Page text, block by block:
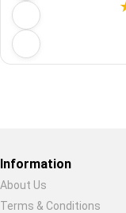
Information
About Us
Terms & Conditions